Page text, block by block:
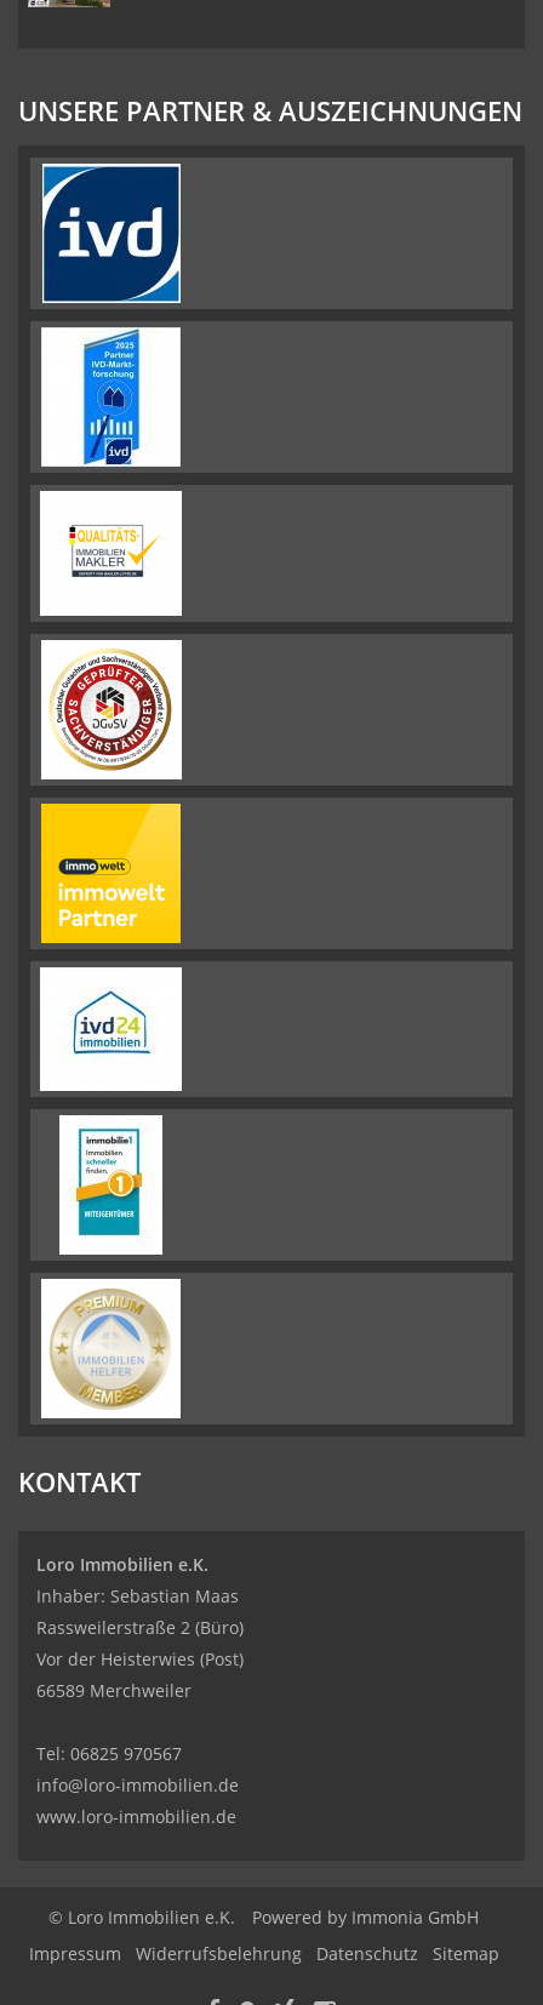
UNSERE PARTNER & AUSZEICHNUNGEN
KONTAKT
Loro Immobilien e.K.
Inhaber: Sebastian Maas
Rassweilerstraße 2 (Büro)
Vor der Heisterwies (Post)
66589 Merchweiler
Tel: 06825 970567
info@loro-immobilien.de
www.loro-immobilien.de
© Loro Immobilien e.K.
Powered by Immonia GmbH
Impressum
Widerrufsbelehrung Datenschutz Sitemap